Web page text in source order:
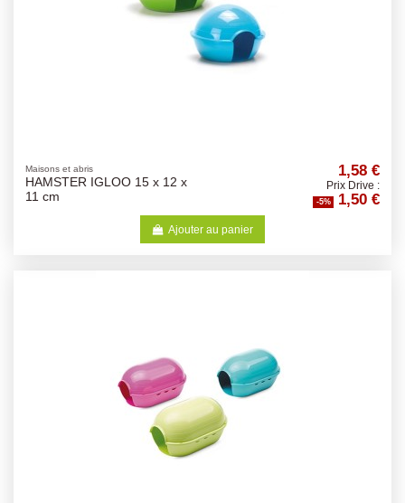
Maisons et abris
HAMSTER IGLOO 15 x 12 x
11 cm
1,58 €
Prix Drive :
-5% 1,50 €
Ajouter au panier